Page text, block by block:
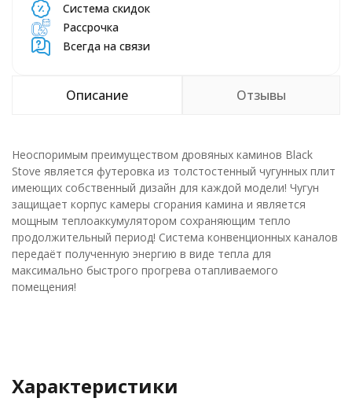
Система скидок
Рассрочка
Всегда на связи
Описание Отзывы
Неоспоримым преимуществом дровяных каминов Black
Stove является футеровка из толстостенный чугунных плит
имеющих собственный дизайн для каждой модели! Чугун
защищает корпус камеры сгорания камина и является
мощным теплоаккумулятором сохраняющим тепло
продолжительный период! Система конвенционных каналов
передаёт полученную энергию в виде тепла для
максимально быстрого прогрева отапливаемого
помещения!
Характеристики